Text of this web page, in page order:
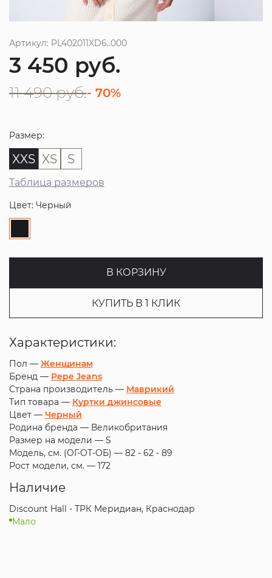
Артикул: PL402011XD6..000
3 450 руб.
11 490 руб.- 70%
Размер:
XXS XS S
Таблица размеров
Цвет: Черный
В КОРЗИНУ
КУПИТЬ В 1 КЛИК
Характеристики:
Пол — Женщинам
Бренд — Pepe Jeans
Страна производитель — Маврикий
Тип товара — Куртки джинсовые
Цвет — Черный
Родина бренда — Великобритания
Размер на модели — S
Модель, см. (ОГ-ОТ-ОБ) — 82 - 62 - 89
Рост модели, см. — 172
Наличие
Discount Hall - ТРК Меридиан, Краснодар
Мало